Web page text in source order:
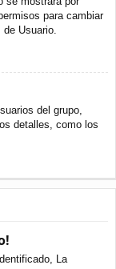
para cambiar
Usuario.
del grupo,
detalles, como los
La